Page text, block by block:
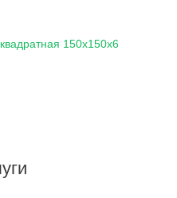
150х150х6